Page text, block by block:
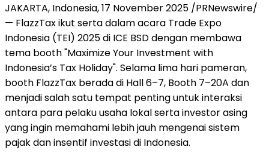
JAKARTA, Indonesia,17 November 2025 /PRNewswire/
— FlazzTax ikut serta dalam acara Trade Expo
Indonesia (TEI) 2025 di ICE BSD dengan membawa
tema booth "Maximize Your Investment with
Indonesia’s Tax Holiday". Selama lima hari pameran,
booth FlazzTax berada di Hall 6–7, Booth 7–20A dan
menjadi salah satu tempat penting untuk interaksi
antara para pelaku usaha lokal serta investor asing
yang ingin memahami lebih jauh mengenai sistem
pajak dan insentif investasi di Indonesia.